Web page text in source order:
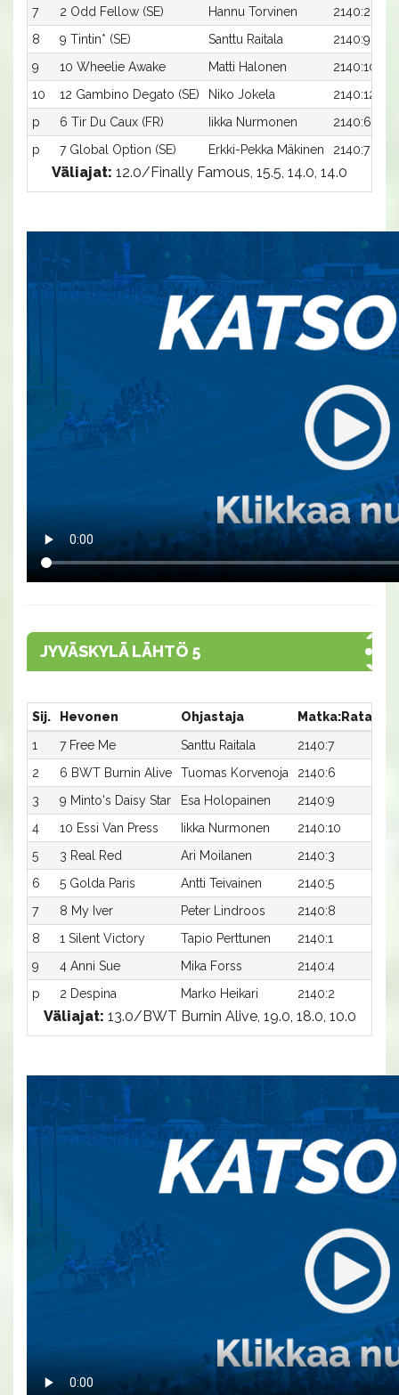
7
2 Odd Fellow (SE) Hannu Torvinen
2140:2
8
9 Tintin* (SE) Santtu Raitala
2140:9
9
10 Wheelie Awake Matti Halonen
2140:10
10
12 Gambino Degato (SE) Niko Jokela
2140:12
p
6 Tir Du Caux (FR) Iikka Nurmonen
2140:6
p
7 Global Option (SE) Erkki-Pekka Mäkinen 2140:7
Väliajat: 12.0/Finally Famous, 15.5, 14.0, 14.0
JYVÄSKYLÄ LÄHTÖ 5
Sij. Hevonen Ohjastaja Matka:Rata
1
7 Free Me Santtu Raitala 2140:7
2
6 BWT Burnin Alive Tuomas Korvenoja 2140:6
3
9 Minto's Daisy Star Esa Holopainen 2140:9
4
10 Essi Van Press Iikka Nurmonen 2140:10
5
3 Real Red Ari Moilanen 2140:3
6
5 Golda Paris Antti Teivainen 2140:5
7
8 My Iver Peter Lindroos 2140:8
8
1 Silent Victory Tapio Perttunen 2140:1
9
4 Anni Sue Mika Forss 2140:4
p
2 Despina Marko Heikari 2140:2
Väliajat: 13.0/BWT Burnin Alive, 19.0, 18.0, 10.0